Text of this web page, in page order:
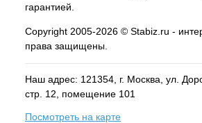
гарантией.
Copyright 2005-2026 © Stabiz.ru -
права защищены.
Наш адрес: 121354, г. Москва , ул.
стр. 12, помещение 101
Посмотреть на карте